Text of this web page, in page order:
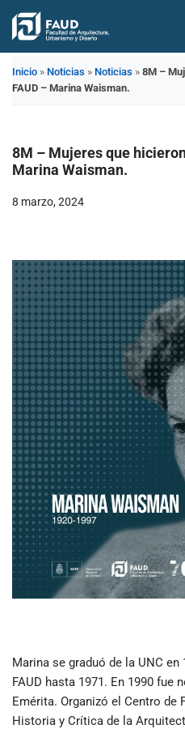
Saltar
contenido
Inicio » Noticias » Noticias » 8M –
FAUD – Marina Waisman.
8M – Mujeres que
Marina Waisman.
8 marzo, 2024
Marina se graduó de la UNC
FAUD hasta 1971. En 1990 fue
Emérita. Organizó el Centro de
Historia y Crítica de la